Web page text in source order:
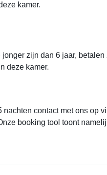
kamer.
zijn dan 6 jaar, betalen
deze kamer.
nachten contact met ons op
booking tool toont